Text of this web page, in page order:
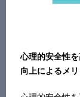
心理的安全性
向上によるメ